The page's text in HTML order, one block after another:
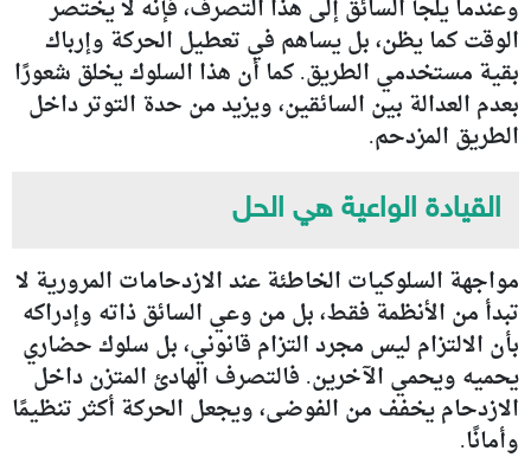
وعندما يلجأ السائق إلى هذا التصرف، فإنه لا يختصر
الوقت كما يظن، بل يساهم في تعطيل الحركة وإرباك
بقية مستخدمي الطريق. كما أن هذا السلوك يخلق شعورًا
بعدم العدالة بين السائقين، ويزيد من حدة التوتر داخل
الطريق المزدحم.
القيادة الواعية هي الحل
مواجهة السلوكيات الخاطئة عند الازدحامات المرورية لا
تبدأ من الأنظمة فقط، بل من وعي السائق ذاته وإدراكه
بأن الالتزام ليس مجرد التزام قانوني، بل سلوك حضاري
يحميه ويحمي الآخرين. فالتصرف الهادئ المتزن داخل
الازدحام يخفف من الفوضى، ويجعل الحركة أكثر تنظيمًا
وأمانًا.